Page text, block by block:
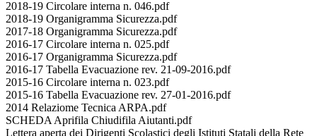
2018-19 Circolare interna n. 046.pdf
2018-19 Organigramma Sicurezza.pdf
2017-18 Organigramma Sicurezza.pdf
2016-17 Circolare interna n. 025.pdf
2016-17 Organigramma Sicurezza.pdf
2016-17 Tabella Evacuazione rev. 21-09-2016.pdf
2015-16 Circolare interna n. 023.pdf
2015-16 Tabella Evacuazione rev. 27-01-2016.pdf
2014 Relaziome Tecnica ARPA.pdf
SCHEDA Aprifila Chiudifila Aiutanti.pdf
Lettera aperta dei Dirigenti Scolastici degli Istituti Statali della Rete